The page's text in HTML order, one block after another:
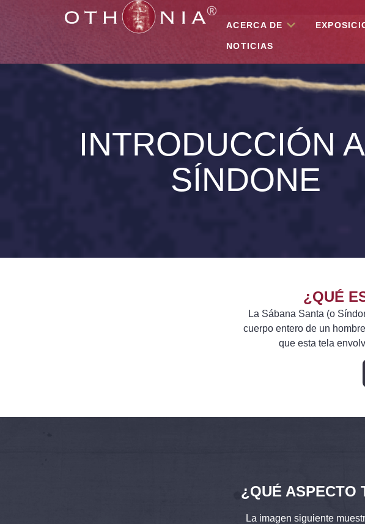
ACERCA DE
NOTICIAS
INTRODUCCIÓN
SÍNDONE
¿QUÉ
La Sábana Santa (o
cuerpo entero de un
que esta tela
¿QUÉ ASPECTO
La imagen siguiente